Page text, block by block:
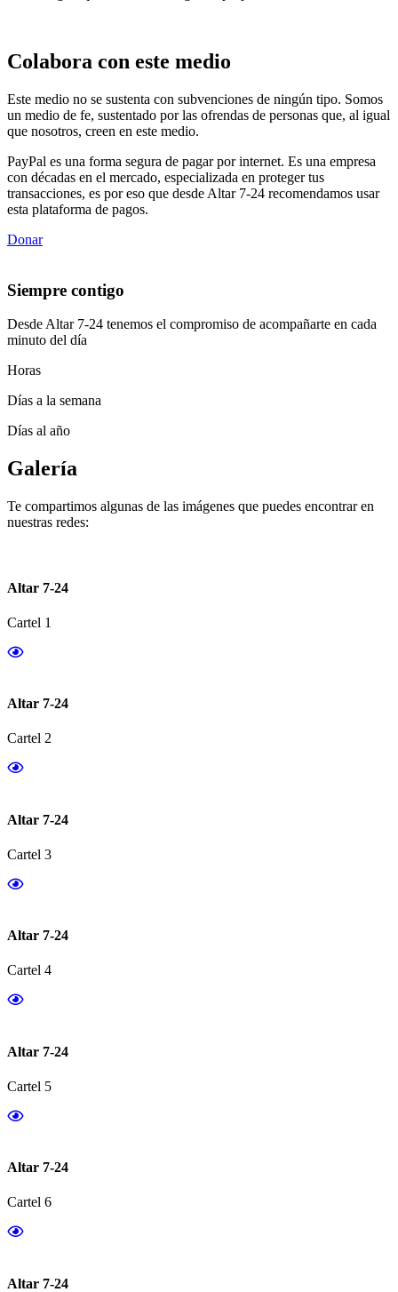
Colabora con este medio
Este medio no se sustenta con subvenciones de ningún tipo. Somos
un medio de fe, sustentado por las ofrendas de personas que, al igual
que nosotros, creen en este medio.
PayPal es una forma segura de pagar por internet. Es una empresa
con décadas en el mercado, especializada en proteger tus
transacciones, es por eso que desde Altar 7-24 recomendamos usar
esta plataforma de pagos.
Donar
Siempre contigo
Desde Altar 7-24 tenemos el compromiso de acompañarte en cada
minuto del día
Horas
Días a la semana
Días al año
Galería
Te compartimos algunas de las imágenes que puedes encontrar en
nuestras redes:
Altar 7-24
Cartel 1
Altar 7-24
Cartel 2
Altar 7-24
Cartel 3
Altar 7-24
Cartel 4
Altar 7-24
Cartel 5
Altar 7-24
Cartel 6
Altar 7-24